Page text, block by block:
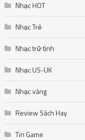
Nhạc HOT
Nhạc Trẻ
Nhạc trữ tình
Nhạc US-UK
Nhạc vàng
Review Sách Hay
Tin Game